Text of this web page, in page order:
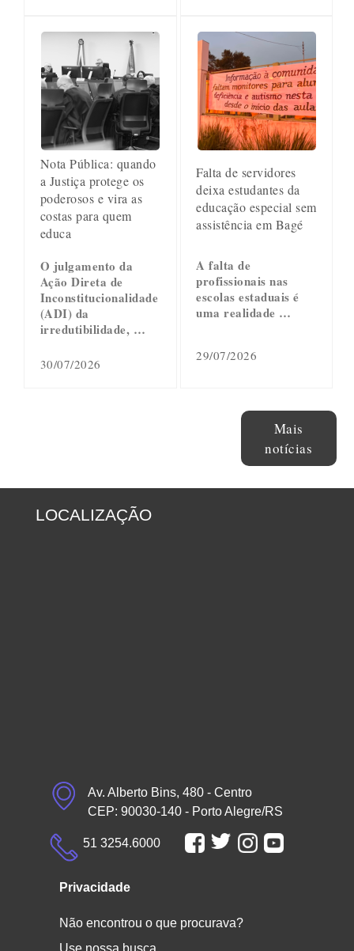
Nota Pública: quando
a Justiça protege os
poderosos e vira as
costas para quem
educa
O julgamento da
Ação Direta de
Inconstitucionalidade
(ADI) da
irredutibilidade, …
30/07/2026
Falta de servidores
deixa estudantes da
educação especial sem
assistência em Bagé
A falta de
profissionais nas
escolas estaduais é
uma realidade …
29/07/2026
Mais
notícias
LOCALIZAÇÃO
Av. Alberto Bins, 480 - Centro
CEP: 90030-140 - Porto Alegre/RS
51 3254.6000
Privacidade
Não encontrou o que procurava?
Use nossa busca